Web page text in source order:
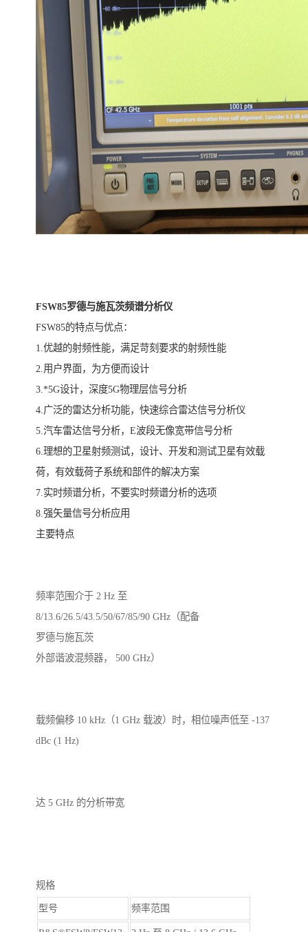
FSW85罗德与施瓦茨频谱分析仪
FSW85的特点与优点：
1.优越的射频性能，满足苛刻要求的射频性能
2.用户界面，为方便而设计
3.*5G设计，深度5G物理层信号分析
4.广泛的雷达分析功能，快速综合雷达信号分析仪
5.汽车雷达信号分析，E波段无像宽带信号分析
6.理想的卫星射频测试，设计、开发和测试卫星有效载
荷，有效载荷子系统和部件的解决方案
7.实时频谱分析，不要实时频谱分析的选项
8.强矢量信号分析应用
主要特点
频率范围介于 2 Hz 至
8/13.6/26.5/43.5/50/67/85/90 GHz（配备
罗德与施瓦茨
外部谐波混频器， 500 GHz）
载频偏移 10 kHz（1 GHz 载波）时，相位噪声低至 -137
dBc (1 Hz)
达 5 GHz 的分析带宽
规格
型号 频率范围